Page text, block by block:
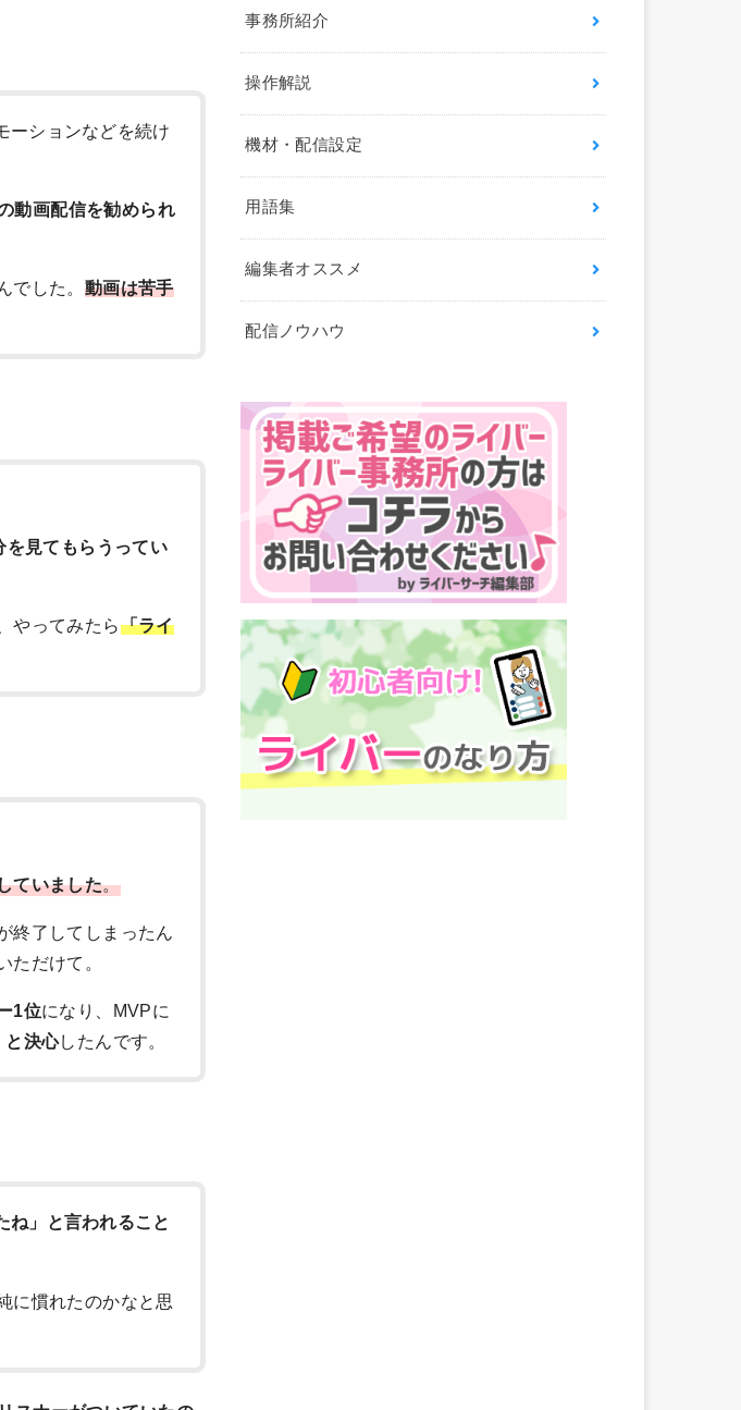
ーションなどを続け
動画配信を勧められ
でした。 動画は苦手
を見てもらうってい
やってみたら「ライ
ていました。
終了してしまったん
ただけて。
1位になり、MVPに
と決心したんです。
ね」と言われること
に慣れたのかなと思
事務所紹介
操作解説
機材・配信設定
用語集
編集者オススメ
配信ノウハウ